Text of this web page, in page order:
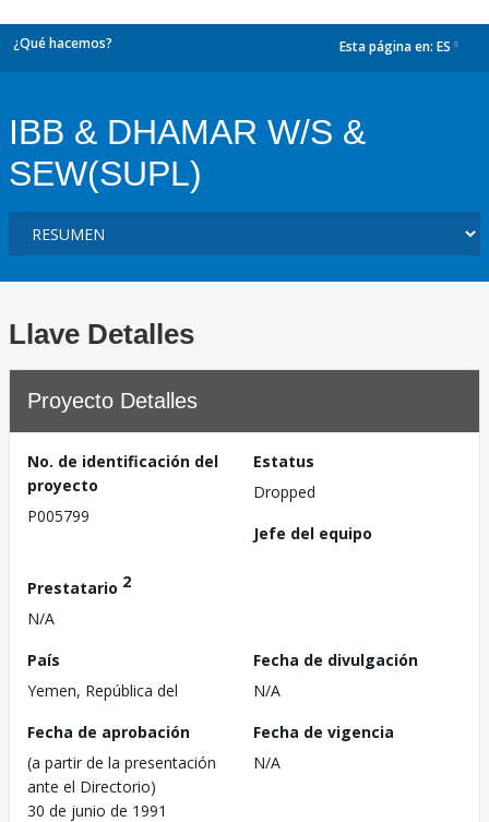
¿Qué hacemos? Esta página en: ES
IBB & DHAMAR W/S &
SEW(SUPL)
Llave Detalles
Proyecto Detalles
No. de identificación del
proyecto
P005799
Estatus
Dropped
Jefe del equipo
Prestatario 2
N/A
País
Yemen, República del
Fecha de divulgación
N/A
Fecha de aprobación
(a partir de la presentación
ante el Directorio)
30 de junio de 1991
Fecha de vigencia
N/A